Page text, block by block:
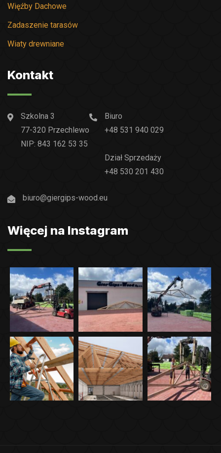
Więźby Dachowe
Zadaszenie tarasów
Wiaty drewniane
Kontakt
Szkolna 3
77-320 Przechlewo
NIP: 843 162 53 35
Biuro
+48 531 940 029
Dział Sprzedaży
+48 530 201 430
biuro@giergips-wood.eu
Więcej na Instagram